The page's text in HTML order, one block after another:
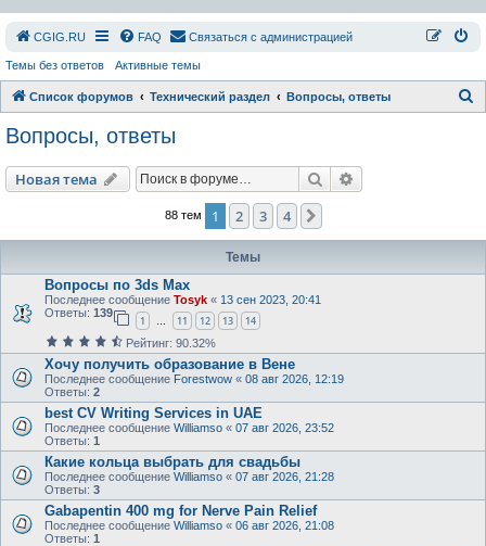
СGIG.RU FAQ Связаться с администрацией
Темы без ответов Активные темы
Список форумов Технический раздел Вопросы, ответы
Вопросы, ответы
Новая тема Поиск
88 тем 1 2 3 4
Темы
Вопросы по 3ds Max
Последнее сообщение Tosyk « 13 сен 2023, 20:41
Ответы: 139
1 … 11 12 13 14
Рейтинг: 90.32%
Хочу получить образование в Вене
Последнее сообщение Forestwow « 08 авг 2026, 12:19
Ответы: 2
best CV Writing Services in UAE
Последнее сообщение Williamso « 07 авг 2026, 23:52
Ответы: 1
Какие кольца выбрать для свадьбы
Последнее сообщение Williamso « 07 авг 2026, 21:28
Ответы: 3
Gabapentin 400 mg for Nerve Pain Relief
Последнее сообщение Williamso « 06 авг 2026, 21:08
Ответы: 1